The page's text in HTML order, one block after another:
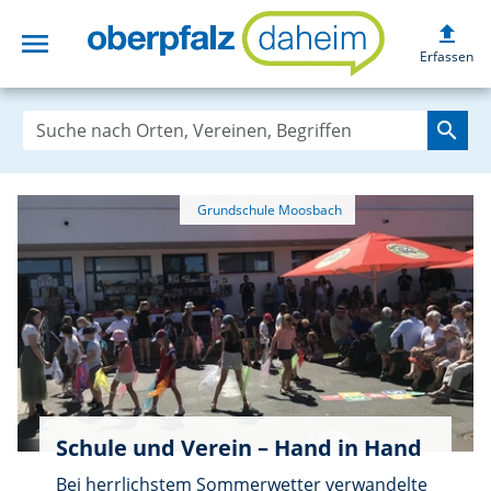
menu upload
Erfassen
search
Grundschule Moosbach
Schule und Verein – Hand in Hand
Bei herrlichstem Sommerwetter verwandelte